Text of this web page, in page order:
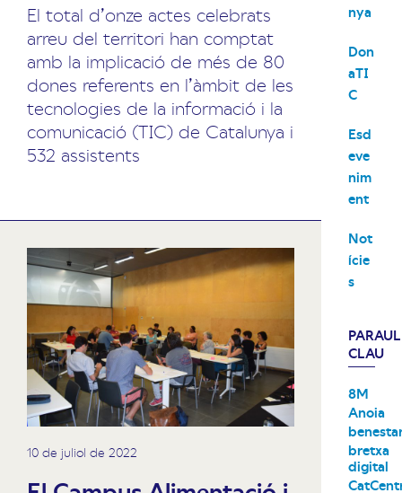
El total d’onze actes celebrats
arreu del territori han comptat
amb la implicació de més de 80
dones referents en l’àmbit de les
tecnologies de la informació i la
comunicació (TIC) de Catalunya i
532 assistents
10 de juliol de 2022
nya
Don
aTI
C
Esd
eve
nim
ent
Not
ície
s
CLAU
8M
Anoia
bretxa
digital